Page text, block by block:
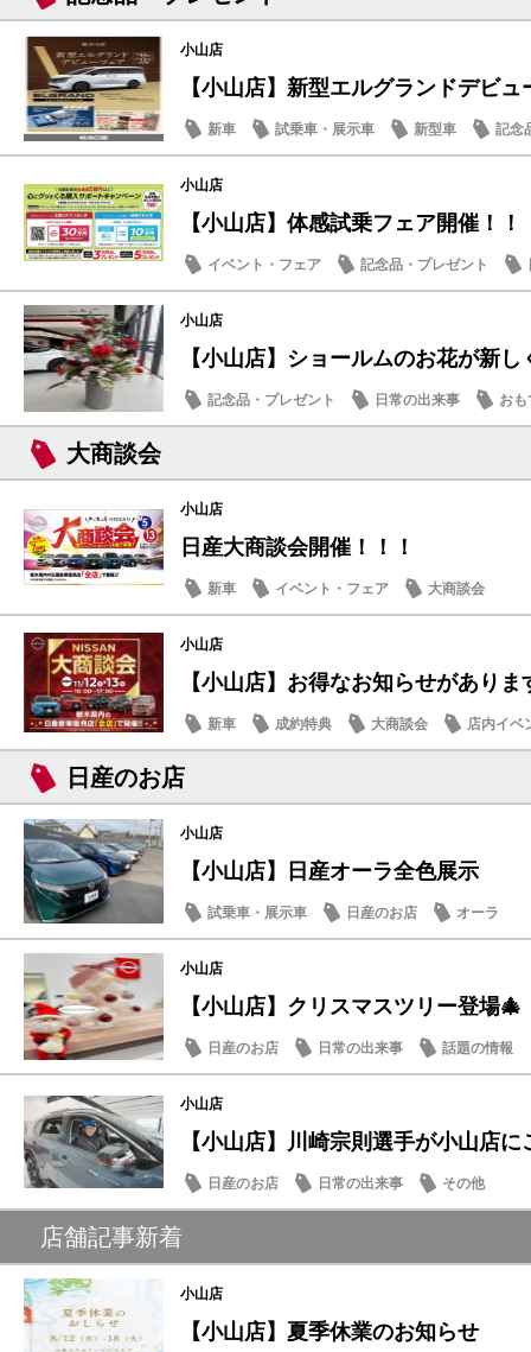
小山店
【小山店】新型エルグランドデビュ
新車 試乗車・展示車 新型車 記念
小山店
【小山店】体感試乗フェア開催！！
イベント・フェア 記念品・プレゼント
小山店
【小山店】ショールムのお花が新
記念品・プレゼント 日常の出来事 おも
大商談会
小山店
日産大商談会開催！！！
新車 イベント・フェア 大商談会
小山店
【小山店】お得なお知らせがありま
新車 成約特典 大商談会 店内イベ
日産のお店
小山店
【小山店】日産オーラ全色展示
試乗車・展示車 日産のお店 オーラ
小山店
【小山店】クリスマスツリー登場🎄
日産のお店 日常の出来事 話題の情報
小山店
【小山店】川崎宗則選手が小山店
日産のお店 日常の出来事 その他
店舗記事新着
小山店
【小山店】夏季休業のお知らせ